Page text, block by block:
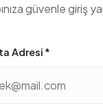
güvenle giriş
Adresi *